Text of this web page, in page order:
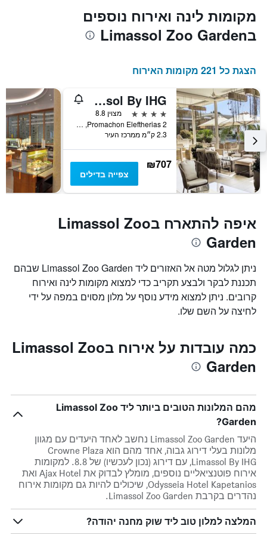
מקומות לינה ואירוח נוספים
בLimassol Zoo Garden
הצגת כל 221 מקומות האירוח
Crowne Plaza Limassol By IHG
4 כוכבים
מצוין 8.8
Promachon Eleftherias 2, לימסול, קפריסין
2.3 ק״מ ממרכז העיר
₪707
צפייה בדילים
איפה להתארח בLimassol Zoo
Garden
ניתן לגלול מטה אל האזורים ליד Limassol Zoo Garden שבהם
תכננת לבקר ולבצע תקריב כדי למצוא מקומות לינה ואירוח
קרובים. ניתן למצוא מידע נוסף על מלון מסוים במפה על ידי
לחיצה על השם שלו.
כמה עובדות על אירוח בLimassol Zoo
Garden
מהם המלונות הטובים ביותר ליד Limassol Zoo
Garden?
היעד Limassol Zoo Garden נחשב לאחד היעדים עם מגוון
מלונות בעלי דירוג גבוה, אחד מהם הוא Crowne Plaza
Limassol By IHG, עם דירוג (נכון לעכשיו) של 8.8. למקומות
אירוח פוטנציאליים נוספים, מומלץ לבדוק את Ajax Hotel ואת
Odysseia Hotel Kapetanios, שיכולים להיות גם מקומות אירוח
נהדרים בקרבת Limassol Zoo Garden.
המלצה למלון טוב ליד שוק מחנה יהודה?